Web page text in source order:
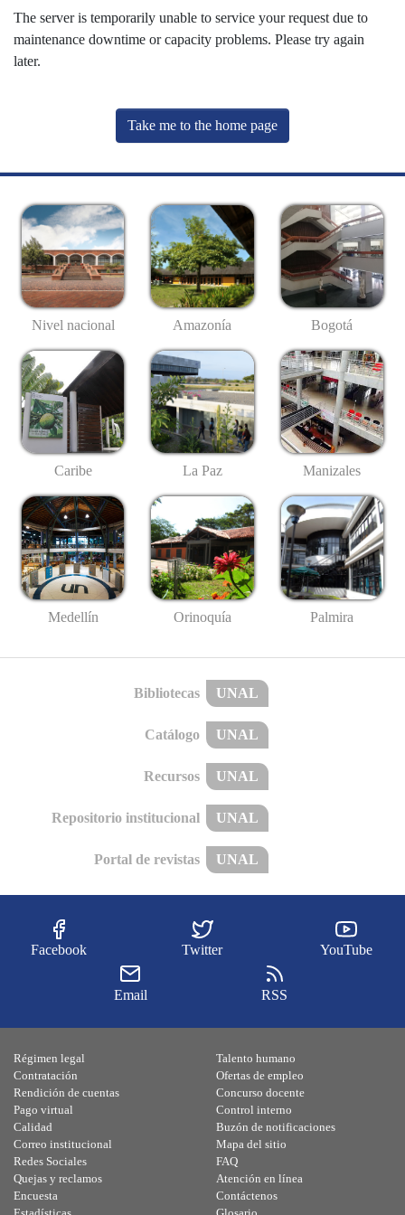
The server is temporarily unable to service your request due to
maintenance downtime or capacity problems. Please try again
later.
Take me to the home page
Nivel nacional Amazonía Bogotá
Caribe La Paz Manizales
Medellín Orinoquía Palmira
Bibliotecas UNAL
Catálogo UNAL
Recursos UNAL
Repositorio institucional UNAL
Portal de revistas UNAL
Facebook Twitter YouTube
Email RSS
Régimen legal
Contratación
Rendición de cuentas
Pago virtual
Calidad
Talento humano
Ofertas de empleo
Concurso docente
Control interno
Buzón de notificaciones
Correo institucional
Redes Sociales
Quejas y reclamos
Encuesta
Mapa del sitio
FAQ
Atención en línea
Contáctenos